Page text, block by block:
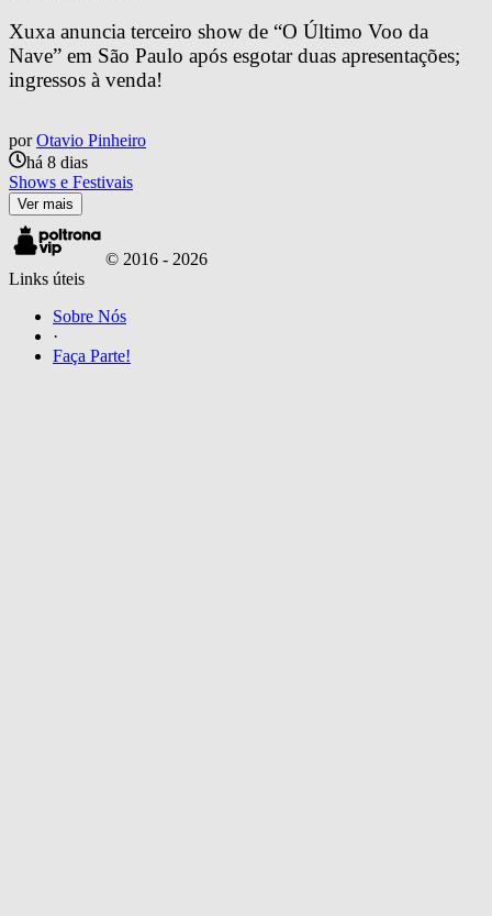
Xuxa anuncia terceiro show de “O Último Voo da
Nave” em São Paulo após esgotar duas apresentações;
ingressos à venda!
por Otavio Pinheiro
há 8 dias
Shows e Festivais
Ver mais
© 2016 - 2026
Links úteis
Sobre Nós
·
Faça Parte!